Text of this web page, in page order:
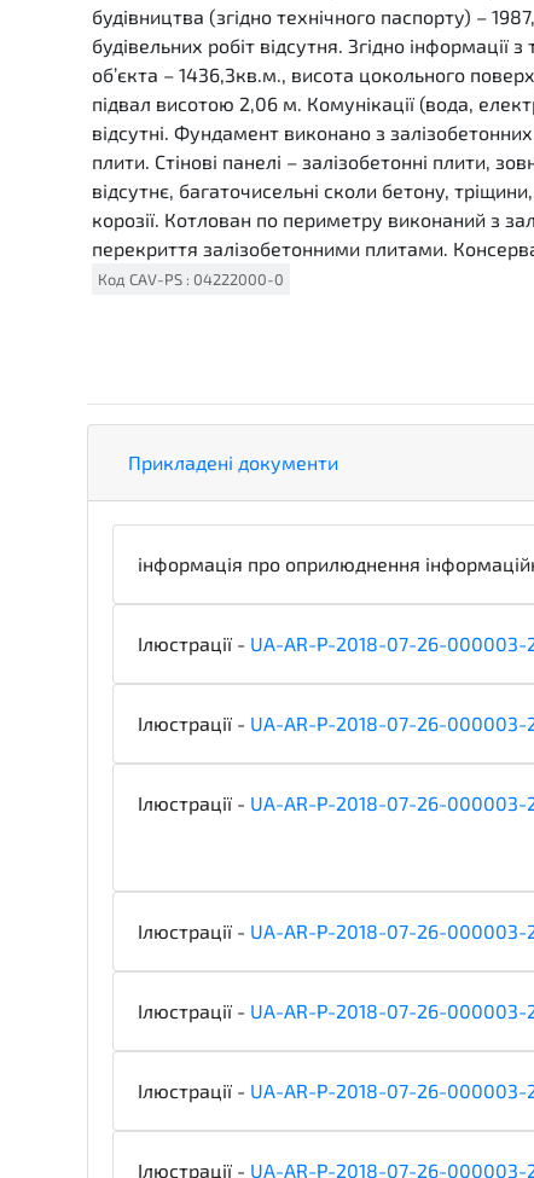
будівництва (згідно технічного паспорту) –
будівельних робіт відсутня. Згідно інформації
об’єкта – 1436,3кв.м., висота цокольного
підвал висотою 2,06 м. Комунікації (вода,
відсутні. Фундамент виконано з
плити. Стінові панелі – залізобетонні плити,
відсутнє, багаточисельні сколи бетону,
корозії. Котлован по периметру виконаний з
перекриття залізобетонними плитами.
Код CAV-PS : 04222000-0
Прикладені документи
інформація про оприлюднення
Ілюстрації - UA-AR-P-2018-07-26-000003-
Ілюстрації - UA-AR-P-2018-07-26-000003-
Ілюстрації - UA-AR-P-2018-07-26-000003-
Ілюстрації - UA-AR-P-2018-07-26-000003-
Ілюстрації - UA-AR-P-2018-07-26-000003-
Ілюстрації - UA-AR-P-2018-07-26-000003-
Ілюстрації - UA-AR-P-2018-07-26-000003-